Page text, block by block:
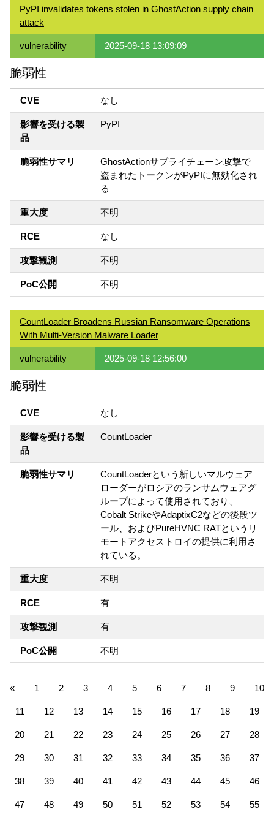
PyPI invalidates tokens stolen in GhostAction supply chain
attack
vulnerability 2025-09-18 13:09:09
脆弱性
CVE なし
影響を受ける製
品
PyPI
脆弱性サマリ
GhostActionサプライチェーン攻撃で
盗まれたトークンがPyPIに無効化され
る
重大度 不明
RCE なし
攻撃観測 不明
PoC公開 不明
CountLoader Broadens Russian Ransomware Operations
With Multi-Version Malware Loader
vulnerability 2025-09-18 12:56:00
脆弱性
CVE なし
影響を受ける製
品
CountLoader
脆弱性サマリ
CountLoaderという新しいマルウェア
ローダーがロシアのランサムウェアグ
ループによって使用されており、
Cobalt StrikeやAdaptixC2などの後段ツ
ール、およびPureHVNC RATというリ
モートアクセストロイの提供に利用さ
れている。
重大度 不明
RCE 有
攻撃観測 有
PoC公開 不明
« 1 2 3 4 5 6 7 8 9 10
11 12 13 14 15 16 17 18 19
20 21 22 23 24 25 26 27 28
29 30 31 32 33 34 35 36 37
38 39 40 41 42 43 44 45 46
47 48 49 50 51 52 53 54 55